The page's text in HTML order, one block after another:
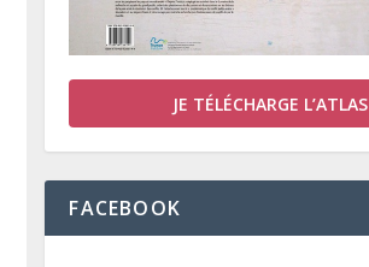
JE TÉLÉCHARGE L’ATLAS
FACEBOOK